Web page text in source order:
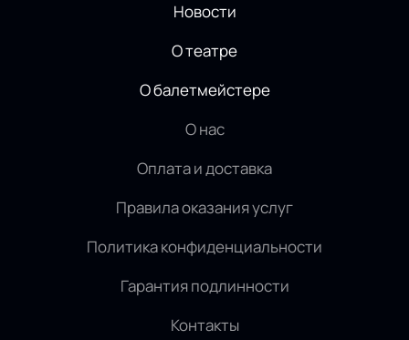
Новости
О театре
О балетмейстере
О нас
Оплата и доставка
Правила оказания услуг
Политика конфиденциальности
Гарантия подлинности
Контакты